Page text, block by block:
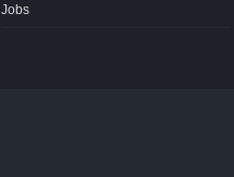
Jobs